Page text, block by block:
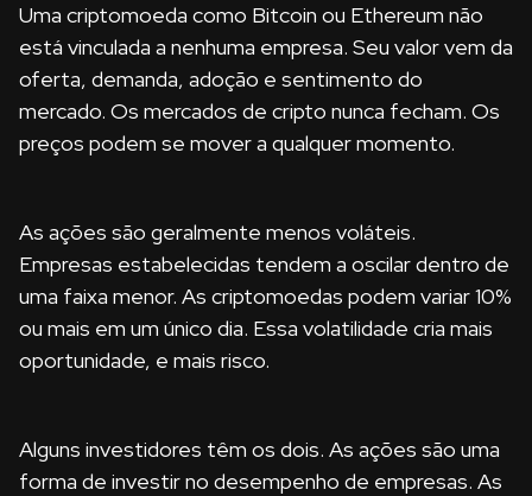
Uma criptomoeda como Bitcoin ou Ethereum não
está vinculada a nenhuma empresa. Seu valor vem da
oferta, demanda, adoção e sentimento do
mercado. Os mercados de cripto nunca fecham. Os
preços podem se mover a qualquer momento.
As ações são geralmente menos voláteis.
Empresas estabelecidas tendem a oscilar dentro de
uma faixa menor. As criptomoedas podem variar 10%
ou mais em um único dia. Essa volatilidade cria mais
oportunidade, e mais risco.
Alguns investidores têm os dois. As ações são uma
forma de investir no desempenho de empresas. As